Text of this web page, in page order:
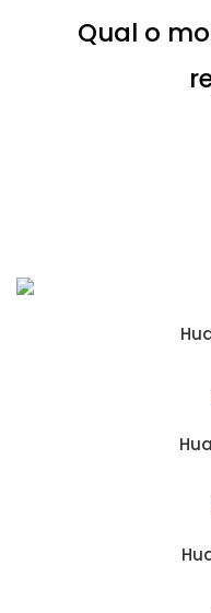
Qual o